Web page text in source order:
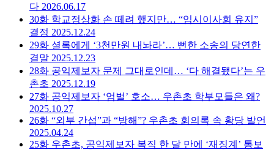
다 2026.06.17
30화 학교정상화 손 떼려 했지만… “임시이사회 유지”
결정 2025.12.24
29화 셜록에게 ‘3천만원 내놔라’… 뻔한 소송의 당연한
결말 2025.12.23
28화 공익제보자 문제 그대로인데… ‘다 해결됐다’는 우
촌초 2025.12.19
27화 공익제보자 ‘엄벌’ 호소… 우촌초 학부모들은 왜?
2025.10.27
26화 “외부 간섭”과 “방해”? 우촌초 회의록 속 황당 발언
2025.04.24
25화 우촌초, 공익제보자 복직 한 달 만에 ‘재징계’ 통보